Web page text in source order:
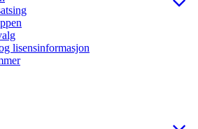
lisensinformasjon